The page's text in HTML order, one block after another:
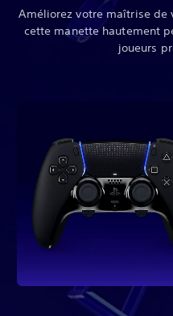
Améliorez votre maîtrise de
cette manette hautement
joueurs